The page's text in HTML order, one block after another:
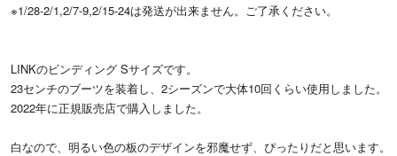
※1/28-2/1,2/7-9,2/15-24は発送が出来ません。ご了承ください。
LINKのビンディング Sサイズです。
23センチのブーツを装着し、2シーズンで大体10回くらい使用しました。
2022年に正規販売店で購入しました。
白なので、明るい色の板のデザインを邪魔せず、ぴったりだと思います。